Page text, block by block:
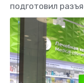
подготовил